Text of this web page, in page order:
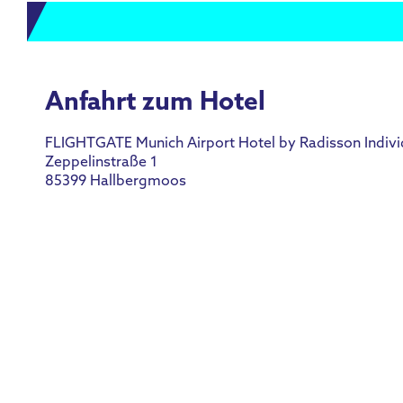
Anfahrt zum Hotel
FLIGHTGATE Munich Airport Hotel by Radisson
Zeppelinstraße 1
85399 Hallbergmoos